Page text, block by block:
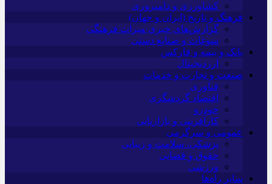
کشاورزی و دامپروری
فرهنگ و تاریخ (ایران و جهان)
گزارش‌های خبری میراث فرهنگی
سوغات و صنایع دستی
بانک و بیمه و فارکس
ارزدیجیتال
صنعت و تجارت و خدمات
فناوری
اقتصاد گردشگری
خودرو
کارآفرینی و بازاریابی
عمومی و سرگرمی
پزشکی، سلامت و زیبایی
حقوق و قضایی
ورزشی
سایر راه‌ها